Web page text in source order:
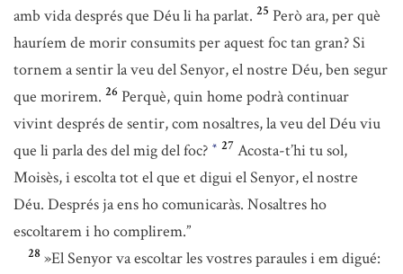
amb vida després que Déu li ha parlat. 25 Però ara, per què
hauríem de morir consumits per aquest foc tan gran? Si
tornem a sentir la veu del Senyor, el nostre Déu, ben segur
que morirem. 26 Perquè, quin home podrà continuar
vivint després de sentir, com nosaltres, la veu del Déu viu
que li parla des del mig del foc? * 27 Acosta-t’hi tu sol,
Moisès, i escolta tot el que et digui el Senyor, el nostre
Déu. Després ja ens ho comunicaràs. Nosaltres ho
escoltarem i ho complirem.”
28 »El Senyor va escoltar les vostres paraules i em digué: